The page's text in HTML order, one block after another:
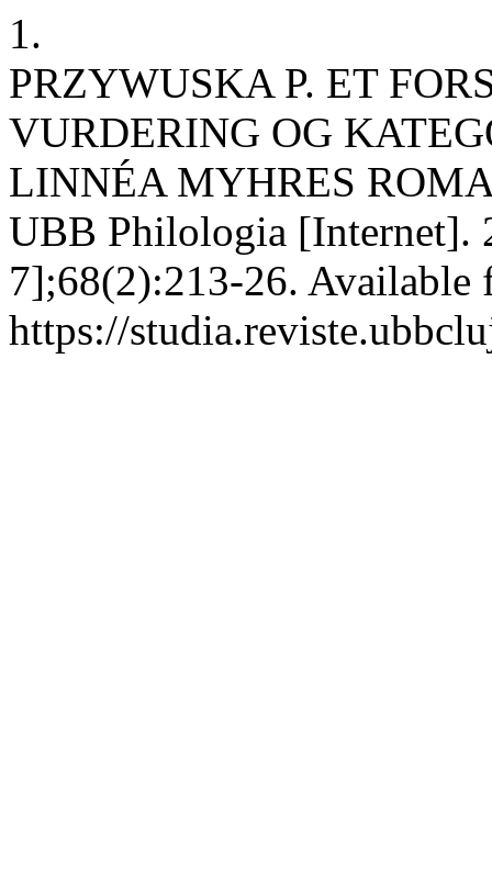
1.
PRZYWUSKA P. ET
VURDERING OG
LINNÉA MYHRES
UBB Philologia [Internet].
7];68(2):213-26. Available
https://